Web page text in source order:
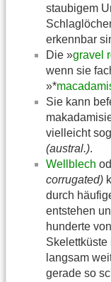
staubigem
erkennbar
Die »gravel
wenn sie
»*
Sie kann
vielleicht
(austral.).
Wellblech
corrugated)
durch
entstehen
hunderte
langsam
gerade so